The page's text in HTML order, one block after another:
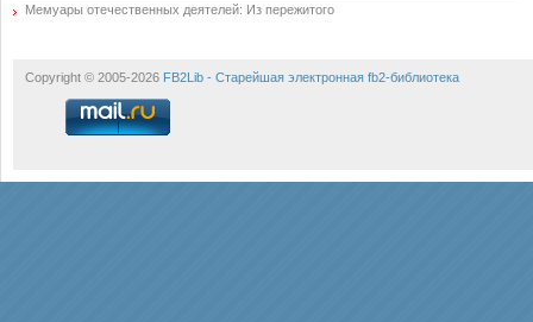
Мемуары отечественных деятелей: Из пережитого
Copyright © 2005-2026 FB2Lib - Старейшая электронная fb2-библиотека